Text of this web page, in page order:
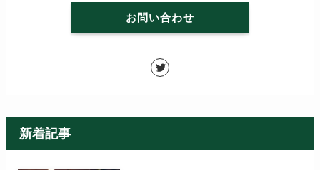
お問い合わせ
新着記事